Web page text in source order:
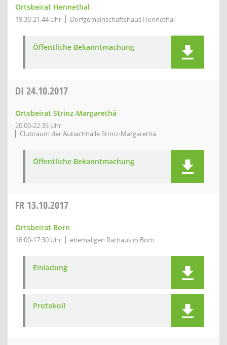
Ortsbeirat Hennethal
19:30-21:44 Uhr Dorfgemeinschaftshaus Hennethal
Öffentliche Bekanntmachung
DI 24.10.2017
Ortsbeirat Strinz-Margarethä
20:00-22:35 Uhr
Clubraum der Aubachhalle Strinz-Margarethä
Öffentliche Bekanntmachung
FR 13.10.2017
Ortsbeirat Born
16:00-17:30 Uhr ehemaligen Rathaus in Born
Einladung
Protokoll